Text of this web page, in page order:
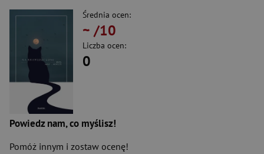
Średnia ocen:
~ /10
Liczba ocen:
0
Powiedz nam, co myślisz!
Pomóż innym i zostaw ocenę!